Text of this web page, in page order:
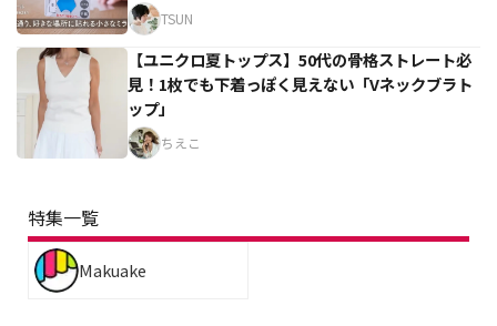
TSUN
【ユニクロ夏トップス】50代の骨格ストレート必
見！1枚でも下着っぽく見えない「Vネックブラト
ップ」
ちえこ
特集一覧
Makuake